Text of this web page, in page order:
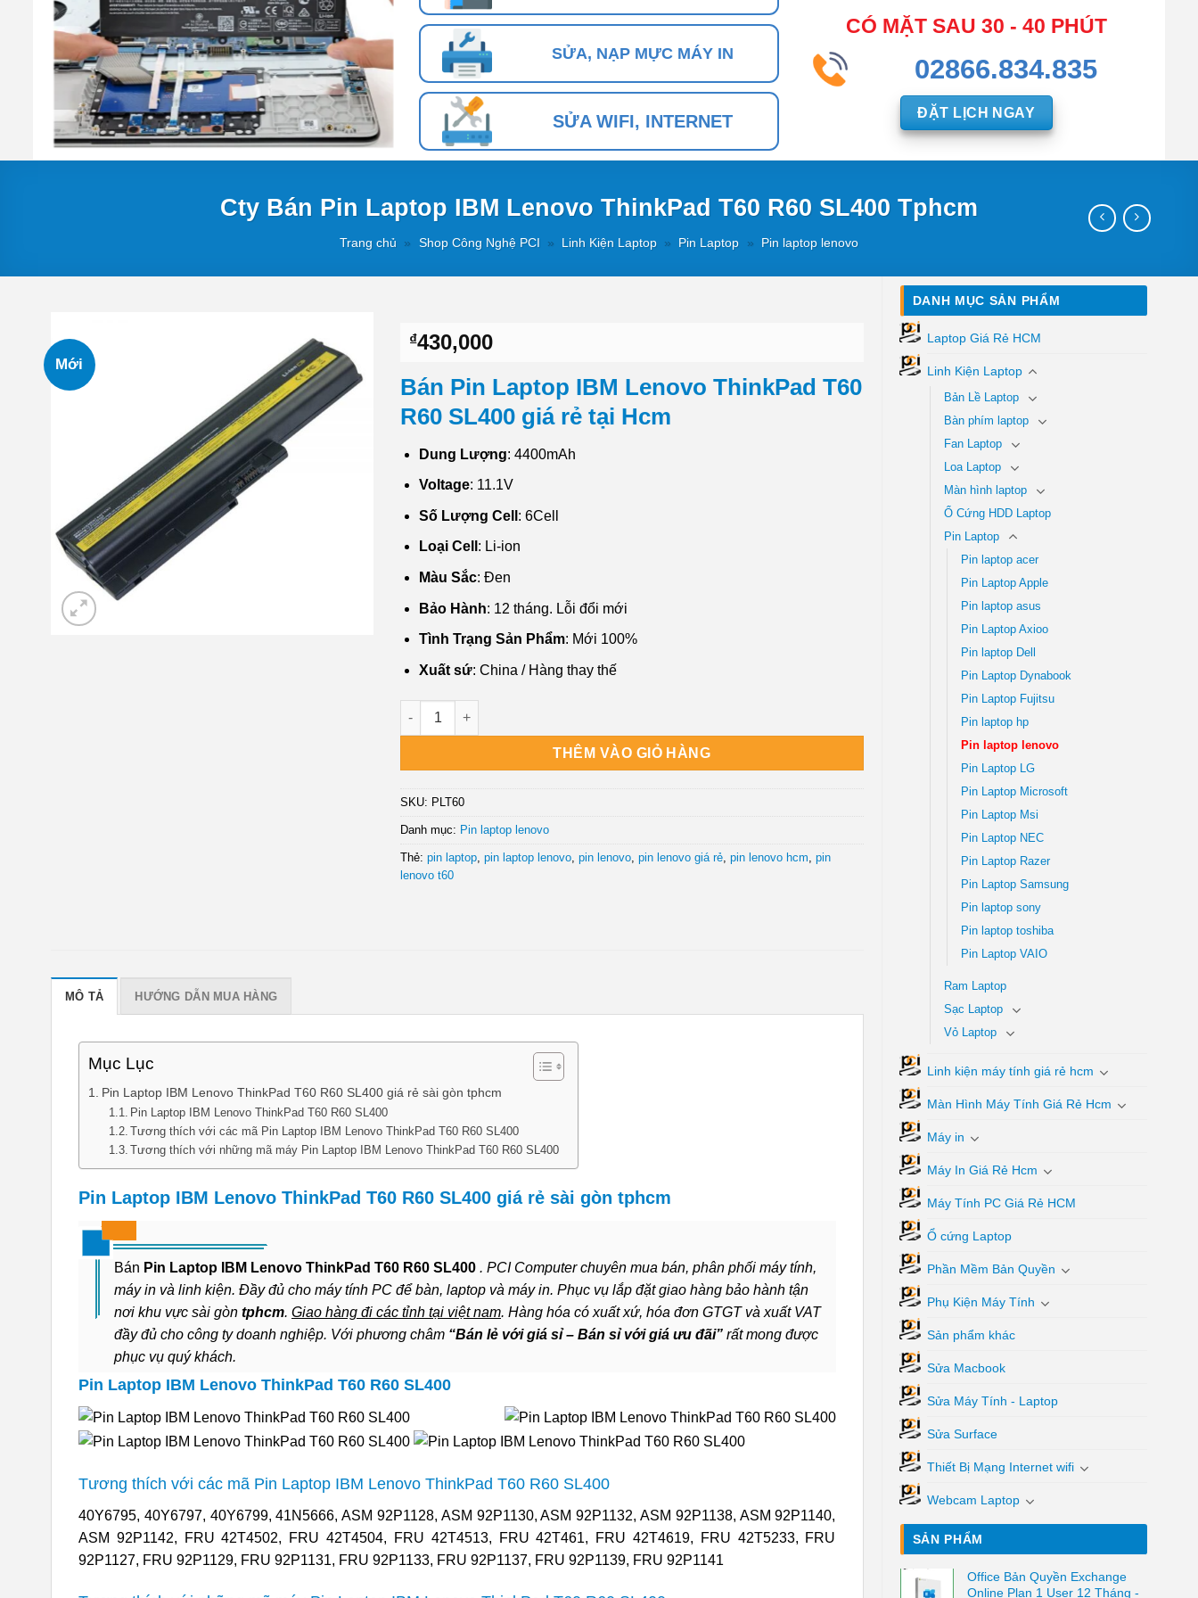
SỬA, NẠP MỰC MÁY IN
SỬA WIFI, INTERNET
CÓ MẶT SAU 30 - 40 PHÚT
02866.834.835
ĐẶT LỊCH NGAY
Cty Bán Pin Laptop IBM Lenovo ThinkPad T60 R60 SL400 Tphcm
Trang chủ » Shop Công Nghệ PCI » Linh Kiện Laptop » Pin Laptop » Pin laptop lenovo
DANH MỤC SẢN PHẨM
Laptop Giá Rẻ HCM
Linh Kiện Laptop
Bản Lề Laptop
Bàn phím laptop
Fan Laptop
Loa Laptop
Màn hình laptop
Ổ Cứng HDD Laptop
Pin Laptop
Pin laptop acer
Pin Laptop Apple
Pin laptop asus
Pin Laptop Axioo
Pin laptop Dell
Pin Laptop Dynabook
Pin Laptop Fujitsu
Pin laptop hp
Pin laptop lenovo
Pin Laptop LG
Pin Laptop Microsoft
Pin Laptop Msi
Pin Laptop NEC
Pin Laptop Razer
Pin Laptop Samsung
Pin laptop sony
Pin laptop toshiba
Pin Laptop VAIO
Ram Laptop
Sạc Laptop
Vỏ Laptop
Linh kiện máy tính giá rẻ hcm
Màn Hình Máy Tính Giá Rẻ Hcm
Máy in
Máy In Giá Rẻ Hcm
Máy Tính PC Giá Rẻ HCM
Ổ cứng Laptop
Phần Mềm Bản Quyền
Phụ Kiện Máy Tính
Sản phẩm khác
Sửa Macbook
Sửa Máy Tính - Laptop
Sửa Surface
Thiết Bị Mạng Internet wifi
Webcam Laptop
SẢN PHẨM
Office Bản Quyền Exchange
Online Plan 1 User 12 Tháng -
Mới
₫430,000
Bán Pin Laptop IBM Lenovo ThinkPad T60
R60 SL400 giá rẻ tại Hcm
Dung Lượng: 4400mAh
Voltage: 11.1V
Số Lượng Cell : 6Cell
Loại Cell : Li-ion
Màu Sắc: Đen
Bảo Hành: 12 tháng. Lỗi đổi mới
Tình Trạng Sản Phẩm: Mới 100%
Xuất sứ: China / Hàng thay thế
Cty Bán Pin Laptop IBM Lenovo ThinkPad T60 R60 SL400 Tphcm số lượng
THÊM VÀO GIỎ HÀNG
SKU: PLT60
Danh mục: Pin laptop lenovo
Thẻ:pin laptop,pin laptop lenovo,pin lenovo,pin lenovo giá rẻ,pin lenovo hcm,pin
lenovo t60
MÔ TẢ HƯỚNG DẪN MUA HÀNG
Mục Lục
Pin Laptop IBM Lenovo ThinkPad T60 R60 SL400 giá rẻ sài gòn tphcm
Pin Laptop IBM Lenovo ThinkPad T60 R60 SL400
Tương thích với các mã Pin Laptop IBM Lenovo ThinkPad T60 R60 SL400
Tương thích với những mã máy Pin Laptop IBM Lenovo ThinkPad T60 R60 SL400
Pin Laptop IBM Lenovo ThinkPad T60 R60 SL400 giá rẻ sài gòn tphcm
Bán Pin Laptop IBM Lenovo ThinkPad T60 R60 SL400 . PCI Computer chuyên mua bán, phân phối máy tính,
máy in và linh kiện. Đầy đủ cho máy tính PC để bàn, laptop và máy in. Phục vụ lắp đặt giao hàng bảo hành tận
nơi khu vực sài gòn tphcm. Giao hàng đi các tỉnh tại việt nam. Hàng hóa có xuất xứ, hóa đơn GTGT và xuất VAT
đầy đủ cho công ty doanh nghiệp. Với phương châm “Bán lẻ với giá sỉ – Bán sỉ với giá ưu đãi” rất mong được
phục vụ quý khách.
Pin Laptop IBM Lenovo ThinkPad T60 R60 SL400
Tương thích với các mã Pin Laptop IBM Lenovo ThinkPad T60 R60 SL400
40Y6795, 40Y6797, 40Y6799, 41N5666, ASM 92P1128, ASM 92P1130, ASM 92P1132, ASM 92P1138, ASM 92P1140,
ASM 92P1142, FRU 42T4502, FRU 42T4504, FRU 42T4513, FRU 42T461, FRU 42T4619, FRU 42T5233, FRU
92P1127, FRU 92P1129, FRU 92P1131, FRU 92P1133, FRU 92P1137, FRU 92P1139, FRU 92P1141